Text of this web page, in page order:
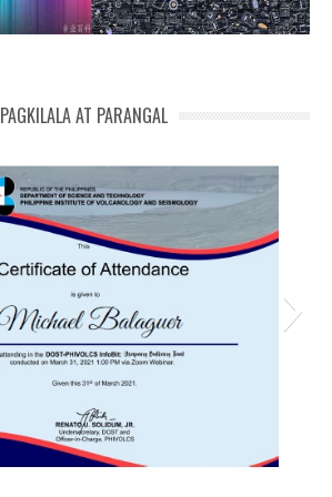
PAGKILALA AT PARANGAL